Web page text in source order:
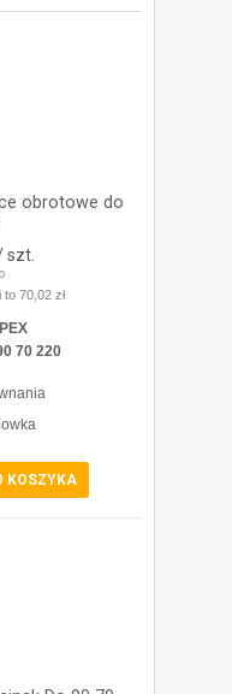
obrotowe do
szt.
70,02 zł
70 220
KOSZYKA